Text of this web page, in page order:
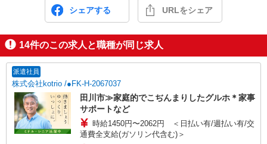
シェアする URLをシェア
14件のこの求人と職種が同じ求人
派遣社員
株式会社kotrio /●FK-H-2067037
田川市≫家庭的でこぢんまりしたグルホ＊家事
サポートなど
時給1450円〜2062円 ＜日払い有/週払い有/交
通費全支給(ガソリン代含む)＞